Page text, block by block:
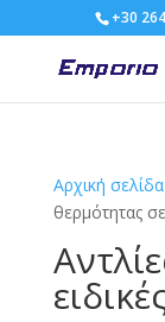
+30
Αρχική σελίδα
θερμότητας σε